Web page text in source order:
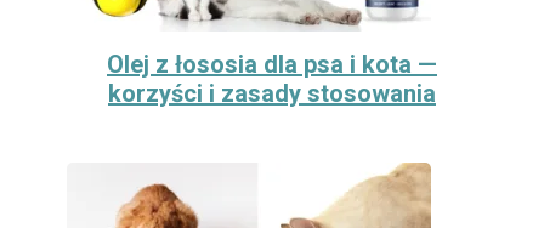
Olej z łososia dla psa i kota —
korzyści i zasady stosowania